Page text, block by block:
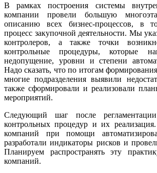
В рамках построения системы
компании провели большую
описанию всех бизнес-процессов, в
процесс закупочной деятельности. Мы
контролеров, а также точки
контрольные процедуры, которые
недопущение, уровни и степени
Надо сказать, что по итогам
многие подразделения выявили
также сформировали и реализовали
мероприятий.
Следующий шаг после
контрольных процедур и их
компаний при помощи
разработали индикаторы рисков и
Планируем распространять эту
компаний.